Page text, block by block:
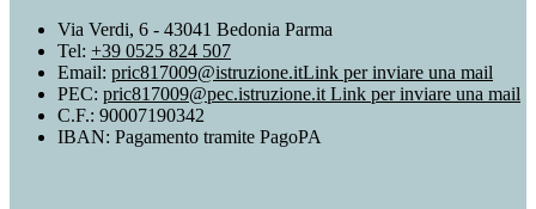
Via Verdi, 6 - 43041 Bedonia Parma
Tel: +39 0525 824 507
Email: pric817009@istruzione.itLink per inviare una mail
PEC: pric817009@pec.istruzione.it Link per inviare una mail
C.F.: 90007190342
IBAN: Pagamento tramite PagoPA